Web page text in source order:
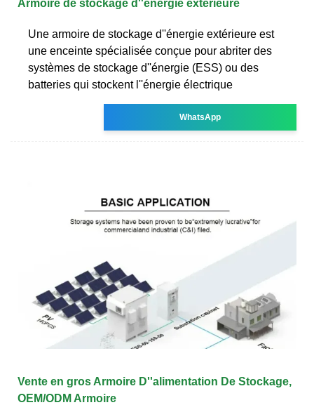
Armoire de stockage d''énergie extérieure
Une armoire de stockage d''énergie extérieure est
une enceinte spécialisée conçue pour abriter des
systèmes de stockage d''énergie (ESS) ou des
batteries qui stockent l''énergie électrique
WhatsApp
Vente en gros Armoire D''alimentation De Stockage,
OEM/ODM Armoire